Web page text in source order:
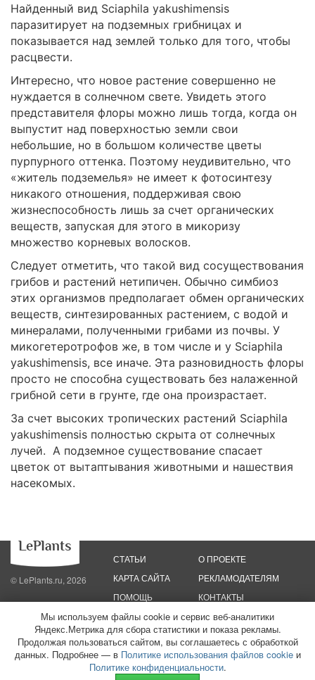
Найденный вид Sciaphila yakushimensis
паразитирует на подземных грибницах и
показывается над землей только для того, чтобы
расцвести.
Интересно, что новое растение совершенно не
нуждается в солнечном свете. Увидеть этого
представителя флоры можно лишь тогда, когда он
выпустит над поверхностью земли свои
небольшие, но в большом количестве цветы
пурпурного оттенка. Поэтому неудивительно, что
«житель подземелья» не имеет к фотосинтезу
никакого отношения, поддерживая свою
жизнеспособность лишь за счет органических
веществ, запуская для этого в микоризу
множество корневых волосков.
Следует отметить, что такой вид сосуществования
грибов и растений нетипичен. Обычно симбиоз
этих организмов предполагает обмен органических
веществ, синтезированных растением, с водой и
минералами, полученными грибами из почвы. У
микогетеротрофов же, в том числе и у Sciaphila
yakushimensis, все иначе. Эта разновидность флоры
просто не способна существовать без налаженной
грибной сети в грунте, где она произрастает.
За счет высоких тропических растений Sciaphila
yakushimensis полностью скрыта от солнечных
лучей. А подземное существование спасает
цветок от вытаптывания животными и нашествия
насекомых.
© LePlants.ru, 2026
СТАТЬИ
КАРТА САЙТА
ПОМОЩЬ
О ПРОЕКТЕ
РЕКЛАМОДАТЕЛЯМ
КОНТАКТЫ
Политика конфиденциальности
Политика использования файлов cookie
Пользовательское соглашение
Редакционные стандарты
ООО «Трафик»
ИНН 7813175200 ОГРН 1027806866724
Монетизация
Мы используем файлы cookie и сервис веб-аналитики
Яндекс.Метрика для сбора статистики и показа рекламы.
Продолжая пользоваться сайтом, вы соглашаетесь с обработкой
данных. Подробнее — в Политике использования файлов cookieи
Политике конфиденциальности.